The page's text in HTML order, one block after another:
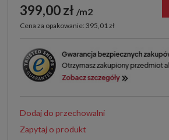
399,00 zł m2
Cena za opakowanie: 395,01 zł
Dodaj do przechowalni
Zapytaj o produkt